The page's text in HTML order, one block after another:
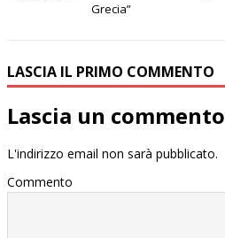
Grecia”
LASCIA IL PRIMO COMMENTO
Lascia un commento
L'indirizzo email non sarà pubblicato.
Commento